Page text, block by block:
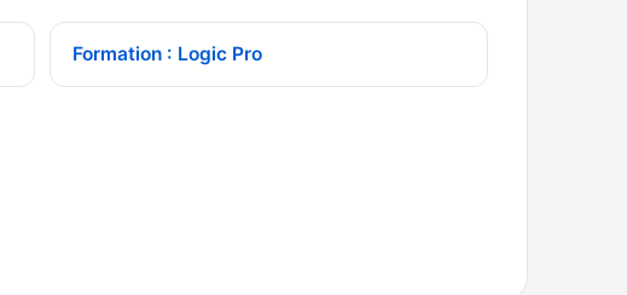
Formation : Logic Pro